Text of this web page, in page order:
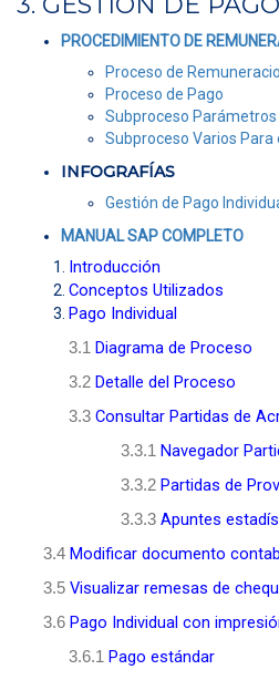
PROCEDIMIENTO DE
Proceso de
Proceso de Pago
Subproceso Parámetros
Subproceso Varios Para
INFOGRAFÍAS
Gestión de Pago
MANUAL SAP COMPLETO
Introducción
Conceptos Utilizados
Pago Individual
3.1 Diagrama de Proceso
3.2 Detalle del Proceso
3.3 Consultar Partidas de
3.3.1 Navegador
3.3.2 Partidas de
3.3.3 Apuntes
3.4 Modificar documento
3.5 Visualizar remesas de
3.6 Pago Individual con
3.6.1 Pago estándar